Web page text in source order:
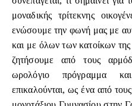
μοναδικής τρίτεκνης
ενώσουμε την φωνή μας με
και με όλων των κατοίκων
ζητήσουμε από τους
ωρολόγιο πρόγραμμα
επικαλούνται, ως ένα από